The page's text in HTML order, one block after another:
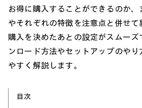
お得に購入することができるのか
やそれぞれの特徴を注意点と併せて
購入を決めたあとの設定がスムーズ
ンロード方法やセットアップのやり
やすく解説します。
目次